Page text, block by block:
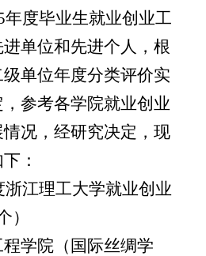
年度毕业生就业创业工
单位和先进个人，根
单位年度分类评价实
参考各学院就业创业
况，经研究决定，现
：
浙江理工大学就业创业
）
学院（国际丝绸学